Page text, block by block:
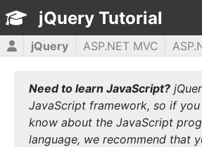
jQuery Tutorial
jQuery ASP.NET MVC
Need to learn JavaScript?
JavaScript framework, so if
know about the JavaScript
language, we recommend that